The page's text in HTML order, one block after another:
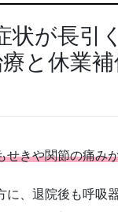
が長引
と休業
せきや関節の痛み
に、退院後も呼吸